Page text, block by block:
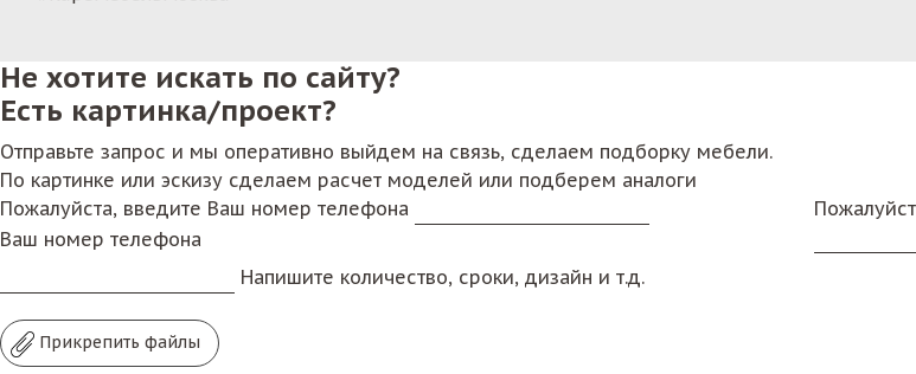
Не хотите искать по сайту?
Есть картинка/проект?
Отправьте запрос и мы оперативно выйдем на связь, сделаем подборку мебели.
По картинке или эскизу сделаем расчет моделей или подберем аналоги
Пожалуйста, введите Ваш номер телефона
Ваш номер телефона
Напишите количество, сроки, дизайн и т.д.
Прикрепить файлы